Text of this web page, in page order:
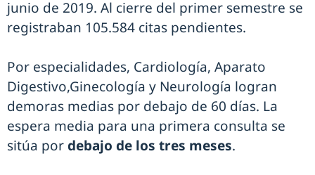
junio de 2019. Al cierre del primer semestre se
registraban 105.584 citas pendientes.
Por especialidades, Cardiología, Aparato
Digestivo,Ginecología y Neurología logran
demoras medias por debajo de 60 días. La
espera media para una primera consulta se
sitúa por debajo de los tres meses.